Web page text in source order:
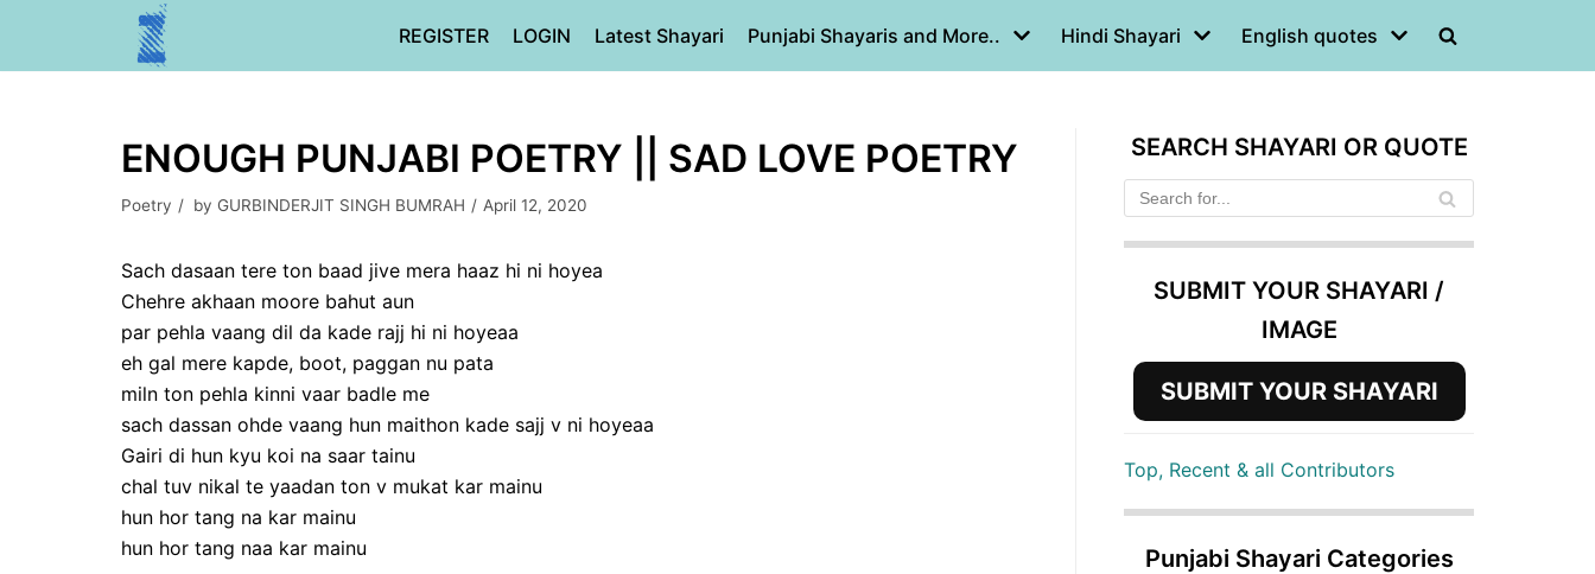
REGISTER LOGIN Latest Shayari Punjabi Shayaris and More.. Hindi Shayari English quotes
ENOUGH PUNJABI POETRY || SAD LOVE POETRY
Poetry by GURBINDERJIT SINGH BUMRAH April 12, 2020
Sach dasaan tere ton baad jive mera haaz hi ni hoyea
Chehre akhaan moore bahut aun
par pehla vaang dil da kade rajj hi ni hoyeaa
eh gal mere kapde, boot, paggan nu pata
miln ton pehla kinni vaar badle me
sach dassan ohde vaang hun maithon kade sajj v ni hoyeaa
Gairi di hun kyu koi na saar tainu
chal tuv nikal te yaadan ton v mukat kar mainu
hun hor tang na kar mainu
hun hor tang naa kar mainu
SEARCH SHAYARI OR QUOTE
SUBMIT YOUR SHAYARI /
IMAGE
SUBMIT YOUR SHAYARI
Top, Recent & all Contributors
Punjabi Shayari Categories